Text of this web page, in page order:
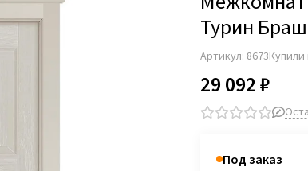
Турин Браш
Артикул: 8673Купили
29 092 ₽
Под заказ